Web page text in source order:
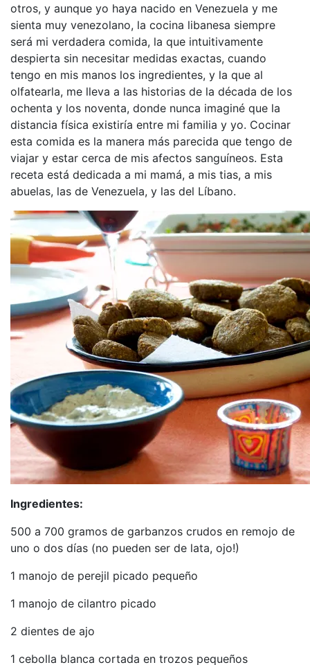
otros, y aunque yo haya nacido en Venezuela y me
sienta muy venezolano, la cocina libanesa siempre
será mi verdadera comida, la que intuitivamente
despierta sin necesitar medidas exactas, cuando
tengo en mis manos los ingredientes, y la que al
olfatearla, me lleva a las historias de la década de los
ochenta y los noventa, donde nunca imaginé que la
distancia física existiría entre mi familia y yo. Cocinar
esta comida es la manera más parecida que tengo de
viajar y estar cerca de mis afectos sanguíneos. Esta
receta está dedicada a mi mamá, a mis tias, a mis
abuelas, las de Venezuela, y las del Líbano.
Ingredientes:
500 a 700 gramos de garbanzos crudos en remojo de
uno o dos días (no pueden ser de lata, ojo!)
1 manojo de perejil picado pequeño
1 manojo de cilantro picado
2 dientes de ajo
1 cebolla blanca cortada en trozos pequeños